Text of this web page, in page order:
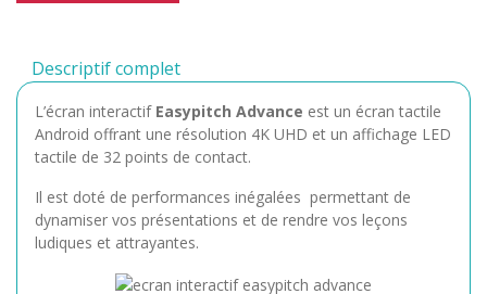
Descriptif complet
L’écran interactif Easypitch Advance est un écran tactile
Android offrant une résolution 4K UHD et un affichage LED
tactile de 32 points de contact.
Il est doté de performances inégalées permettant de
dynamiser vos présentations et de rendre vos leçons
ludiques et attrayantes.